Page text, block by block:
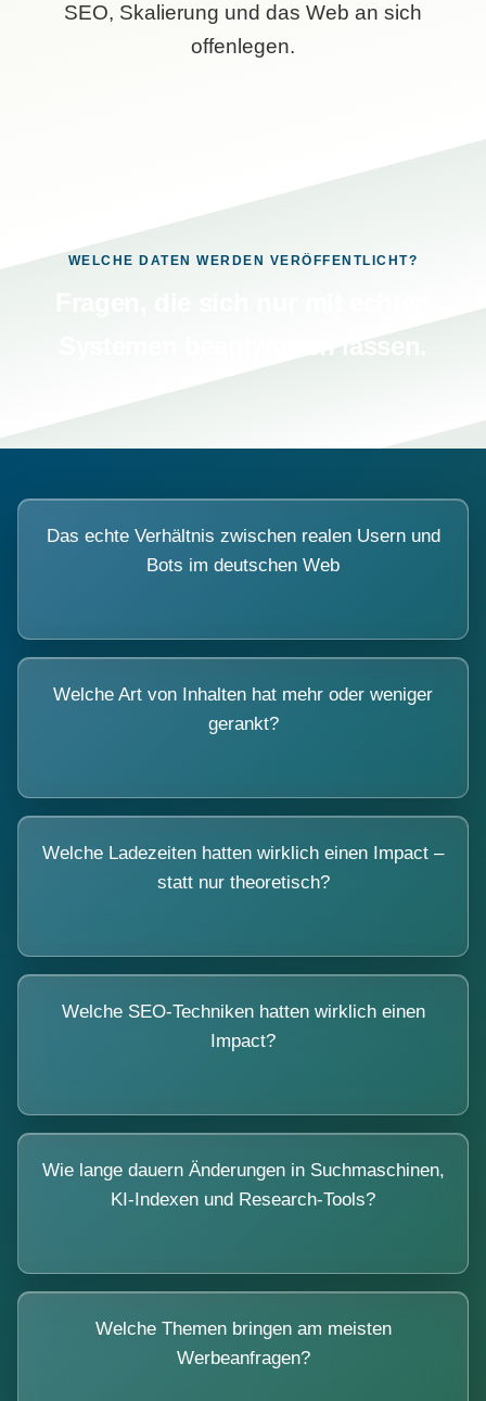
SEO, Skalierung und das Web an sich
offenlegen.
WELCHE DATEN WERDEN VERÖFFENTLICHT?
Das echte Verhältnis zwischen realen Usern und
Bots im deutschen Web
Welche Art von Inhalten hat mehr oder weniger
gerankt?
Welche Ladezeiten hatten wirklich einen Impact –
statt nur theoretisch?
Welche SEO-Techniken hatten wirklich einen
Impact?
Wie lange dauern Änderungen in Suchmaschinen,
KI-Indexen und Research-Tools?
Welche Themen bringen am meisten
Werbeanfragen?